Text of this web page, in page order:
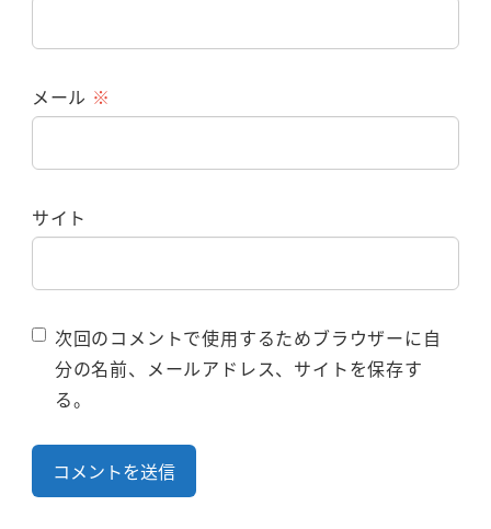
メール ※
サイト
次回のコメントで使用するためブラウザーに自
分の名前、メールアドレス、サイトを保存す
る。